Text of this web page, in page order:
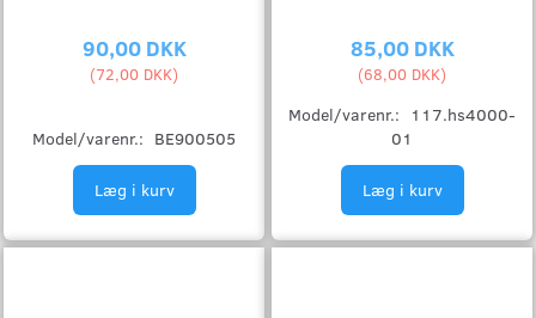
90,00 DKK
(72,00 DKK)
Model/varenr.: BE900505
Læg i kurv
85,00 DKK
(68,00 DKK)
Model/varenr.:
117.hs4000-
01
Læg i kurv